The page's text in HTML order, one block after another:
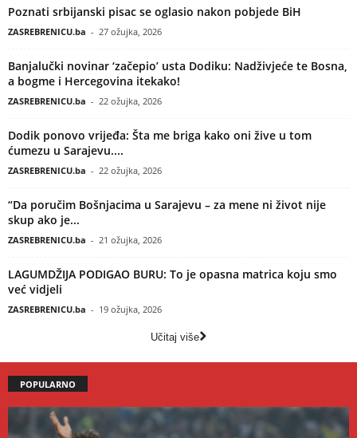
Poznati srbijanski pisac se oglasio nakon pobjede BiH
ZASREBRENICU.ba - 27 ožujka, 2026
Banjalučki novinar ‘začepio’ usta Dodiku: Nadživjeće te Bosna,
a bogme i Hercegovina itekako!
ZASREBRENICU.ba - 22 ožujka, 2026
Dodik ponovo vrijeđa: Šta me briga kako oni žive u tom
ćumezu u Sarajevu....
ZASREBRENICU.ba - 22 ožujka, 2026
“Da poručim Bošnjacima u Sarajevu – za mene ni život nije
skup ako je...
ZASREBRENICU.ba - 21 ožujka, 2026
LAGUMDŽIJA PODIGAO BURU: To je opasna matrica koju smo
već vidjeli
ZASREBRENICU.ba - 19 ožujka, 2026
Učitaj više
POPULARNO